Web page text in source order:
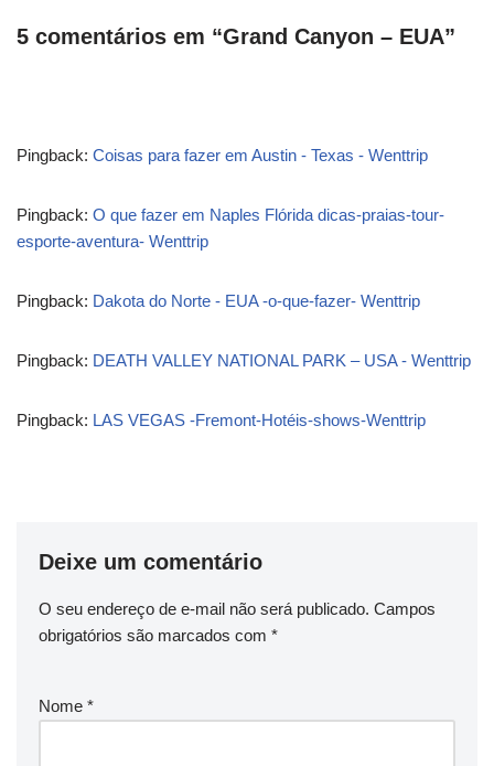
5 comentários em “Grand Canyon – EUA”
Pingback: Coisas para fazer em Austin - Texas - Wenttrip
Pingback: O que fazer em Naples Flórida dicas-praias-tour-
esporte-aventura- Wenttrip
Pingback: Dakota do Norte - EUA -o-que-fazer- Wenttrip
Pingback: DEATH VALLEY NATIONAL PARK – USA - Wenttrip
Pingback: LAS VEGAS -Fremont-Hotéis-shows-Wenttrip
Deixe um comentário
O seu endereço de e-mail não será publicado. Campos
obrigatórios são marcados com *
Nome *